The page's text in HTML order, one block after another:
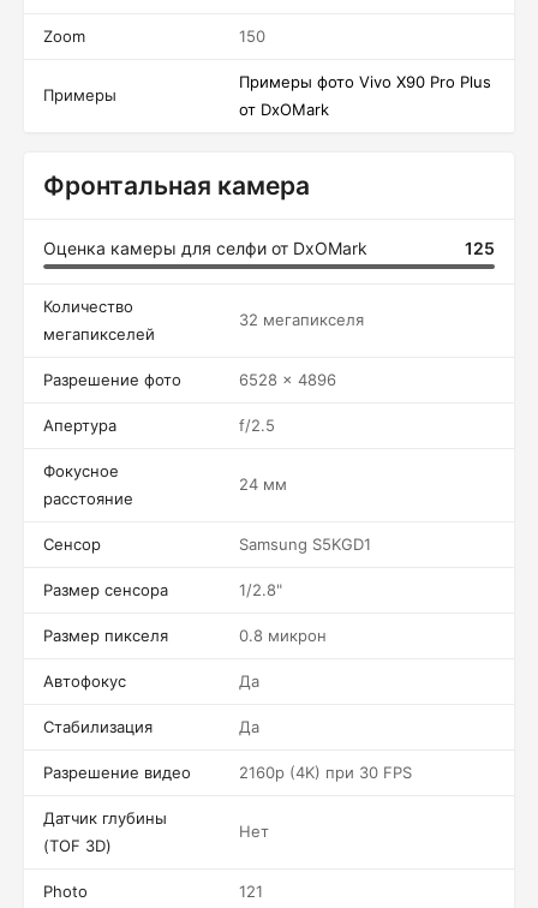
Zoom 150
Примеры
Примеры фото Vivo X90 Pro Plus
от DxOMark
Фронтальная камера
Оценка камеры для селфи от DxOMark 125
Количество
мегапикселей
32 мегапикселя
Разрешение фото 6528 x 4896
Апертура f/2.5
Фокусное
расстояние
24 мм
Сенсор Samsung S5KGD1
Размер сенсора 1/2.8"
Размер пикселя 0.8 микрон
Автофокус Да
Стабилизация Да
Разрешение видео 2160p (4K) при 30 FPS
Датчик глубины
(TOF 3D)
Нет
Photo 121